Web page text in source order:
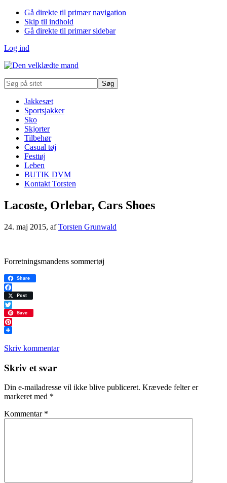
Gå direkte til primær navigation
Skip til indhold
Gå direkte til primær sidebar
Log ind
Søg
på
Jakkesæt
Sportsjakker
Sko
Skjorter
Tilbehør
Casual tøj
Festtøj
Leben
BUTIK DVM
Kontakt Torsten
Lacoste, Orlebar, Cars Shoes
24. maj 2015, afTorsten Grunwald
Forretningsmandens sommertøj
Share
Facebook
Post
Twitter
Save
Pinterest
Skriv kommentar
Læserinteraktioner
Skriv et svar
Din e-mailadresse vil ikke blive publiceret. Krævede felter er
markeret med *
Kommentar *